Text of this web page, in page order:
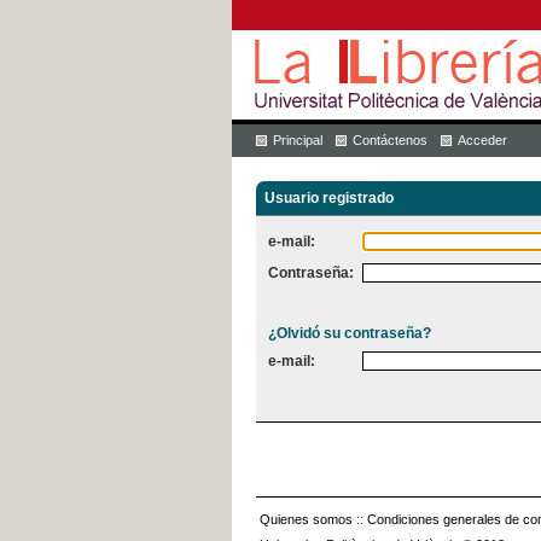
Principal Contáctenos Acceder
Usuario registrado
e-mail:
Contraseña:
¿Olvidó su contraseña?
e-mail:
Quienes somos :: Condiciones generales de